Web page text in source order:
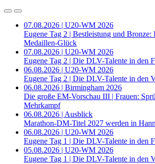
07.08.2026 | U20-WM 2026
Eugene Tag 2 | Bestleistung und
Medaillen-Glück
07.08.2026 | U20-WM 2026
Eugene Tag 2 | Die DLV-Talente in den
06.08.2026 | U20-WM 2026
Eugene Tag 2 | Die DLV-Talente in den
06.08.2026 | Birmingham 2026
Die große EM-Vorschau III | Frauen:
Mehrkampf
06.08.2026 | Ausblick
Marathon-DM-Titel 2027 werden in
06.08.2026 | U20-WM 2026
Eugene Tag 1 | Die DLV-Talente in den
05.08.2026 | U20-WM 2026
Eugene Tag 1 | Die DLV-Talente in den